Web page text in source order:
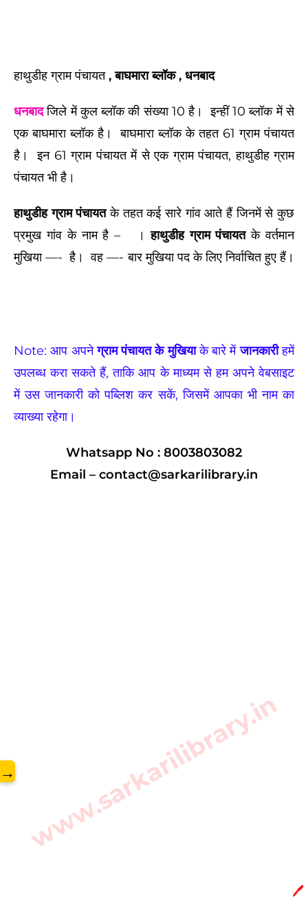
हाथुडीह ग्राम पंचायत, बाघमारा ब्लॉक , धनबाद
धनबादजिले में कुल ब्लॉक की संख्या 10 है। इन्हीं 10 ब्लॉक में से
एक बाघमारा ब्लॉक है। बाघमारा ब्लॉक के तहत 61 ग्राम पंचायत
है। इन 61 ग्राम पंचायत में से एक ग्राम पंचायत,हाथुडीह ग्राम
पंचायतभी है।
हाथुडीह ग्राम पंचायतके तहत कई सारे गांव आते हैं जिनमें से कुछ
प्रमुख गांव के नाम है –
।हाथुडीह ग्राम पंचायतके वर्तमान
मुखिया —- है। वह —- बार मुखिया पद के लिए निर्वाचित हुए हैं।
Note: आप अपनेग्राम पंचायत के मुखियाके बारे मेंजानकारीहमें
उपलब्ध करा सकते हैं, ताकि आप के माध्यम से हम अपने वेबसाइट
में उस जानकारी को पब्लिश कर सकें, जिसमें आपका भी नाम का
व्याख्या रहेगा।
Whatsapp No : 8003803082
Email – contact@sarkarilibrary.in
www.sarkarilibrary.in
→
🖊️